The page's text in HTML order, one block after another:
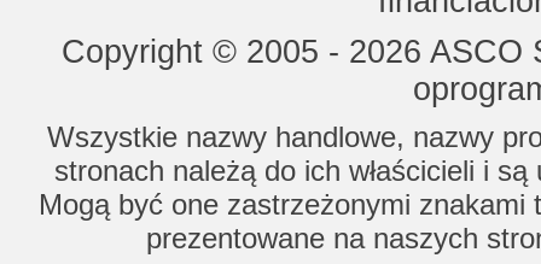
Copyright © 2005 - 2026
Wszystkie nazwy handlowe, nazwy
stronach należą do ich właścicieli i
Mogą być one zastrzeżonymi znakami
prezentowane na naszych